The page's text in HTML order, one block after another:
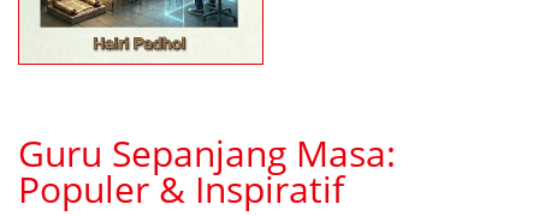
Guru Sepanjang Masa:
Populer & Inspiratif